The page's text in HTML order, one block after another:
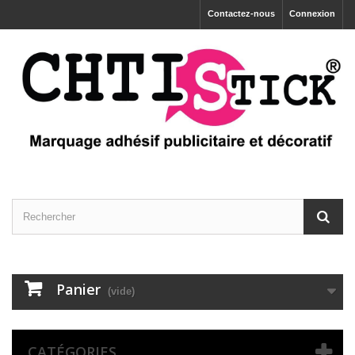
Connexion
Contactez-nous
Panier (vide)